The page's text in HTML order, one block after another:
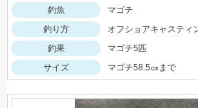
釣魚
マゴチ
釣り方
オフショアキャスティ
釣果
マゴチ5匹
サイズ
マゴチ58.5㎝まで